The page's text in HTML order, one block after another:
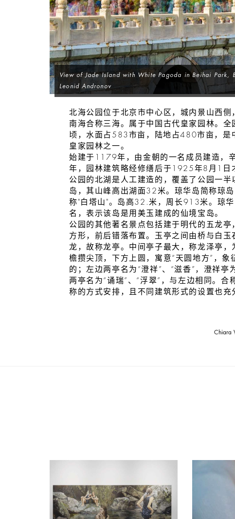
View of Jade Island with White Pagoda in Beihai Park,
Leonid Andronov
北海公园位于北京市中心区，城内景山西侧
南海合称三海。属于中国古代皇家园林。
顷，水面占583市亩，陆地占480市亩，是
皇家园林之一。
始建于1179年，由金朝的一名成员建造，
年，园林建筑略经修缮后于1925年8月1日
公园的北湖是人工建造的，覆盖了公园一
岛，其山峰高出湖面32米。琼华岛简称琼
称"白塔山"。岛高32.米，周长913米。琼
名，表示该岛是用美玉建成的仙境宝岛。
公园的其他著名景点包括建于明代的五龙
方形，前后错落布置。玉亭之间由桥与白玉
龙，故称龙亭。中间亭子最大，称龙泽亭
檐攒尖顶，下方上圆，寓意“天圆地方”，象
的；左边两亭名为“澄祥”、“滋香”，澄祥亭
两亭名为“诵瑞”、“浮翠”，与左边相同。合
称的方式安排，且不同建筑形式的设置也
Chiara